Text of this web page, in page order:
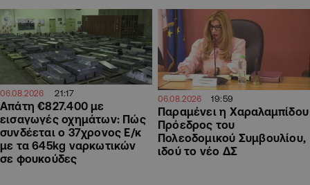
06.08.2026 21:17
Απάτη €827.400 με
εισαγωγές οχημάτων: Πώς
συνδέεται ο 37χρονος Ε/κ
με τα 645kg ναρκωτικών
σε φουκούδες
06.08.2026 19:59
Παραμένει η Χαραλαμπίδου
Πρόεδρος του
Πολεοδομικού Συμβουλίου,
ιδού το νέο ΔΣ